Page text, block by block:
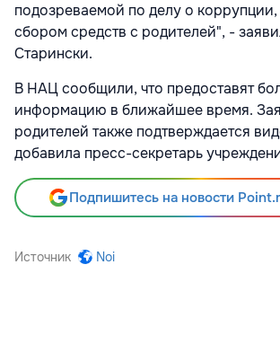
подозреваемой по делу о
сбором средств с родителей", -
Старински.
В НАЦ сообщили, что предоставят
информацию в ближайшее время.
родителей также подтверждается
добавила пресс-секретарь
Подпишитесь на новости
Источник Noi